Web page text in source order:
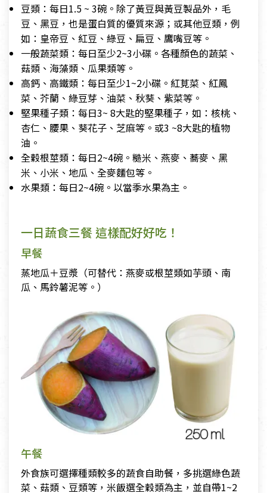
豆類：每日1.5 ~ 3碗。除了黃豆與黃豆製品外，毛
豆、黑豆，也是蛋白質的優質來源；或其他豆類，例
如：皇帝豆、紅豆、綠豆、扁豆、鷹嘴豆等。
一般蔬菜類：每日至少2~3小碟。各種顏色的蔬菜、
菇類、海藻類、瓜果類等。
高鈣、高鐵類：每日至少1~2小碟。紅莧菜、紅鳳
菜、芥蘭、綠豆芽、油菜、秋葵、紫菜等。
堅果種子類：每日3~ 8大匙的堅果種子，如：核桃、
杏仁、腰果、葵花子、芝麻等。或3 ~8大匙的植物
油。
全穀根莖類：每日2~4碗。糙米、燕麥、蕎麥、黑
米、小米、地瓜、全麥麵包等。
水果類：每日2~4碗。以當季水果為主。
一日蔬食三餐 這樣配好好吃！
早餐
蒸地瓜＋豆漿（可替代：燕麥或根莖類如芋頭、南
瓜、馬鈴薯泥等。）
午餐
外食族可選擇種類較多的蔬食自助餐，多挑選綠色蔬
菜、菇類、豆類等，米飯選全穀類為主，並自帶1~2